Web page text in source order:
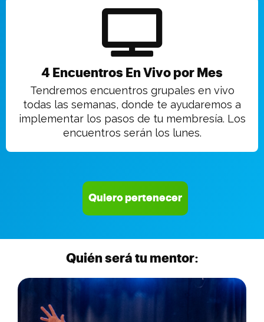
4 Encuentros En Vivo por Mes
Tendremos encuentros grupales en vivo
todas las semanas, donde te ayudaremos a
implementar los pasos de tu membresía. Los
encuentros serán los lunes.
Quiero pertenecer
Quién será tu mentor: